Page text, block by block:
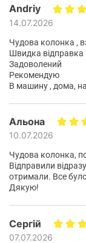
Двойные входы
микрофонов. С
световым шоу,
Приложение JBL
музыкой,
и узоров
Изготовлен
JBL PartyBox
Andriy
14.07.2026
Чудова колонка ,
Швидка відправка
Задоволений
Рекомендую
В машину , дома,
Альона
10.07.2026
Чудова колонка,
Відправили
отримали. Все
Дякую!
Сергій
07.07.2026